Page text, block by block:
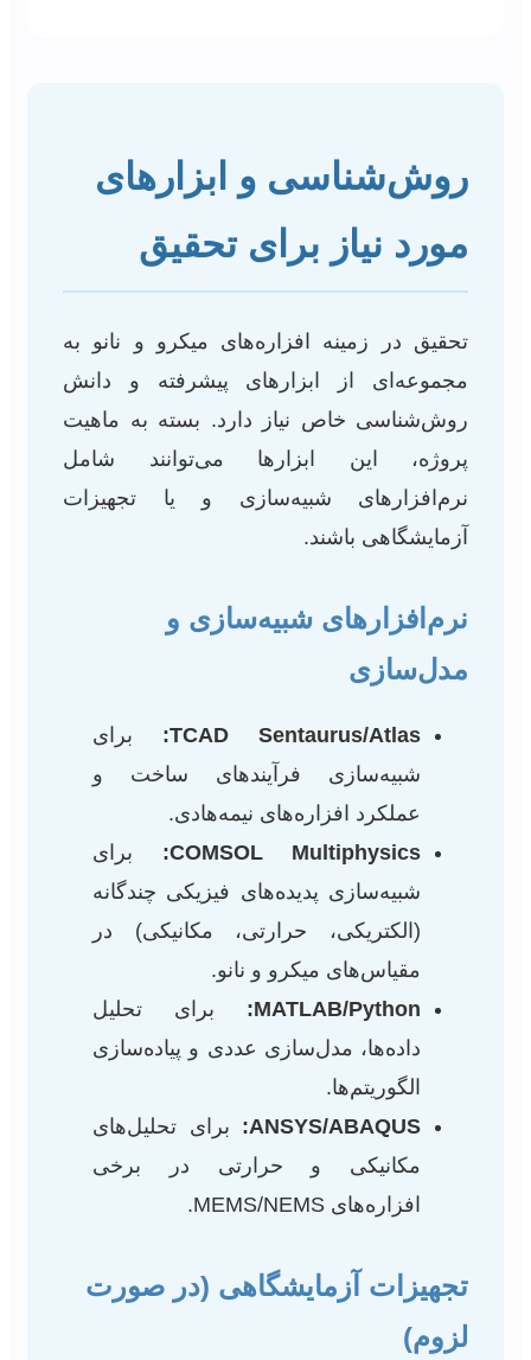
روش‌شناسی و ابزارهای
مورد نیاز برای تحقیق
تحقیق در زمینه افزاره‌های میکرو و نانو به
مجموعه‌ای از ابزارهای پیشرفته و دانش
روش‌شناسی خاص نیاز دارد. بسته به ماهیت
پروژه، این ابزارها می‌توانند شامل
نرم‌افزارهای شبیه‌سازی و یا تجهیزات
آزمایشگاهی باشند.
نرم‌افزارهای شبیه‌سازی و
مدل‌سازی
TCAD Sentaurus/Atlas:
برای
شبیه‌سازی فرآیندهای ساخت و
عملکرد افزاره‌های نیمه‌هادی.
COMSOL Multiphysics:
برای
شبیه‌سازی پدیده‌های فیزیکی چندگانه
(الکتریکی، حرارتی، مکانیکی) در
مقیاس‌های میکرو و نانو.
MATLAB/Python:
برای تحلیل
داده‌ها، مدل‌سازی عددی و پیاده‌سازی
الگوریتم‌ها.
ANSYS/ABAQUS:
برای تحلیل‌های
مکانیکی و حرارتی در برخی
افزاره‌های MEMS/NEMS.
تجهیزات آزمایشگاهی (در صورت
لزوم)